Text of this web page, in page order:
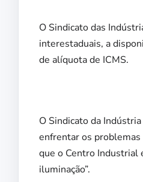
O Sindicato das
interestaduais, a
de alíquota de ICMS.
O Sindicato da
enfrentar os problemas
que o Centro Industrial
iluminação”.